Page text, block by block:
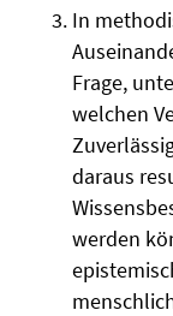
In
Frage,
welchen
daraus
werden